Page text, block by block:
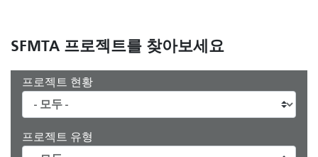
SFMTA 프로젝트를 찾아보세요
프로젝트 현황
프로젝트 유형